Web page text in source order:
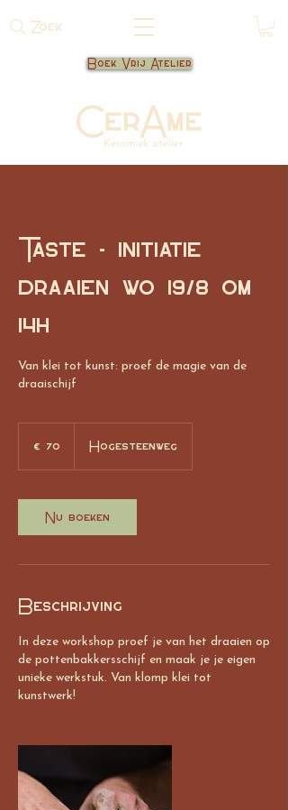
Zoek
Boek Vrij Atelier
Taste - initiatie
draaien wo 19/8 om
14h
Van klei tot kunst: proef de magie van de
draaischijf
€ 70 Hogesteenweg
Nu boeken
Beschrijving
In deze workshop proef je van het draaien op
de pottenbakkersschijf en maak je je eigen
unieke werkstuk. Van klomp klei tot
kunstwerk!